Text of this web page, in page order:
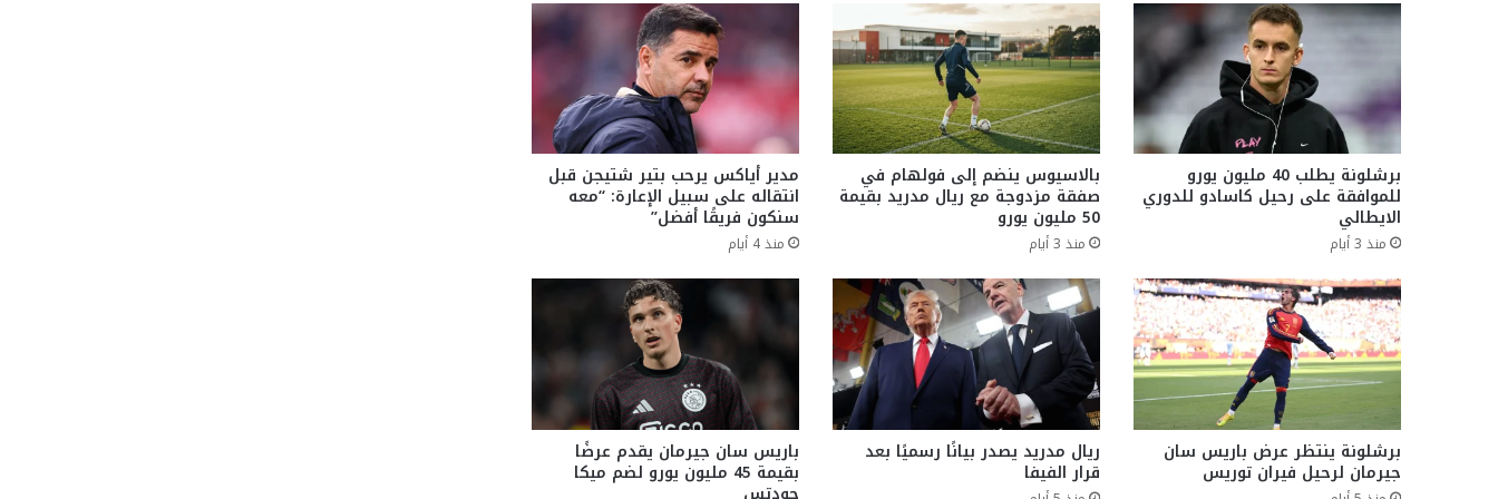
برشلونة يطلب 40 مليون يورو
للموافقة على رحيل كاسادو للدوري
الايطالي
منذ 3 أيام
بالاسيوس ينضم إلى فولهام في
صفقة مزدوجة مع ريال مدريد بقيمة
50 مليون يورو
منذ 3 أيام
مدير أياكس يرحب بتير شتيجن قبل
انتقاله على سبيل الإعارة: “معه
سنكون فريقًا أفضل”
منذ 4 أيام
برشلونة ينتظر عرض باريس سان
جيرمان لرحيل فيران توريس
ريال مدريد يصدر بيانًا رسميًا بعد
قرار الفيفا
باريس سان جيرمان يقدم عرضًا
بقيمة 45 مليون يورو لضم ميكا